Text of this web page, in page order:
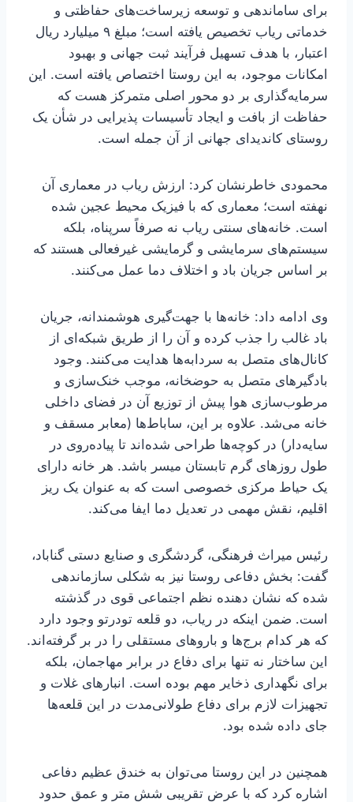
برای ساماندهی و توسعه زیرساخت‌های حفاظتی و
خدماتی ریاب تخصیص یافته است؛ مبلغ ۹ میلیارد ریال
اعتبار، با هدف تسهیل فرآیند ثبت جهانی و بهبود
امکانات موجود، به این روستا اختصاص یافته است. این
سرمایه‌گذاری بر دو محور اصلی متمرکز هست که
حفاظت از بافت و ایجاد تأسیسات پذیرایی در شأن یک
روستای کاندیدای جهانی از آن جمله است.
محمودی خاطرنشان کرد: ارزش ریاب در معماری آن
نهفته است؛ معماری که با فیزیک محیط عجین شده
است. خانه‌های سنتی ریاب نه صرفاً سرپناه، بلکه
سیستم‌های سرمایشی و گرمایشی غیرفعالی هستند که
بر اساس جریان باد و اختلاف دما عمل می‌کنند.
وی ادامه داد: خانه‌ها با جهت‌گیری هوشمندانه، جریان
باد غالب را جذب کرده و آن را از طریق شبکه‌ای از
کانال‌های متصل به سردابه‌ها هدایت می‌کنند. وجود
بادگیرهای متصل به حوضخانه، موجب خنک‌سازی و
مرطوب‌سازی هوا پیش از توزیع آن در فضای داخلی
خانه می‌شد. علاوه بر این، ساباط‌ها (معابر مسقف و
سایه‌دار) در کوچه‌ها طراحی شده‌اند تا پیاده‌روی در
طول روزهای گرم تابستان میسر باشد. هر خانه دارای
یک حیاط مرکزی خصوصی است که به عنوان یک ریز
اقلیم، نقش مهمی در تعدیل دما ایفا می‌کند.
رئیس میراث فرهنگی، گردشگری و صنایع‌ دستی گناباد،
گفت: بخش دفاعی روستا نیز به شکلی سازماندهی
شده که نشان‌ دهنده نظم اجتماعی قوی در گذشته
است. ضمن اینکه در ریاب، دو قلعه تودرتو وجود دارد
که هر کدام برج‌ها و باروهای مستقلی را در بر گرفته‌اند.
این ساختار نه تنها برای دفاع در برابر مهاجمان، بلکه
برای نگهداری ذخایر مهم بوده است. انبارهای غلات و
تجهیزات لازم برای دفاع طولانی‌مدت در این قلعه‌ها
جای داده شده بود.
همچنین در این روستا می‌توان به خندق عظیم دفاعی
اشاره کرد که با عرض تقریبی شش متر و عمق حدود